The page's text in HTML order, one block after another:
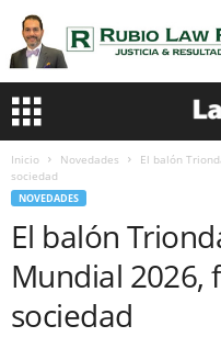
Inicio Novedades
El balón
sociedad
NOVEDADES
El balón
Mundial 2026,
sociedad